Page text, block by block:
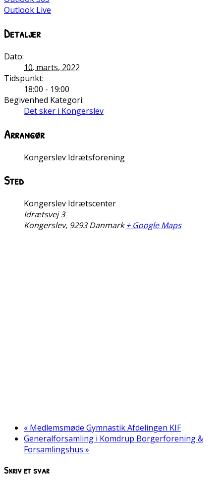
Outlook Live
Detaljer
Dato:
10. marts, 2022
Tidspunkt:
18:00 - 19:00
Begivenhed Kategori:
Det sker i Kongerslev
Arrangør
Kongerslev Idrætsforening
Sted
Kongerslev Idrætscenter
Idrætsvej 3
Kongerslev, 9293 Danmark + Google Maps
« Medlemsmøde Gymnastik Afdelingen KIF
Generalforsamling i Komdrup Borgerforening &
Forsamlingshus »
Skriv et svar